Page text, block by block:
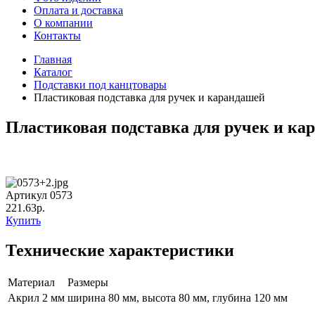
Оплата и доставка
О компании
Контакты
Главная
Каталог
Подставки под канцтовары
Пластиковая подставка для ручек и карандашей
Пластиковая подставка для ручек и
Артикул 0573
221.63р.
Купить
Технические характеристики
Материал
Размеры
Акрил 2 мм ширина 80 мм, высота 80 мм, глубина 120 мм